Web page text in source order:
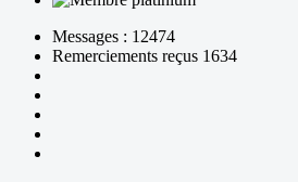
Messages : 12474
Remerciements reçus 1634